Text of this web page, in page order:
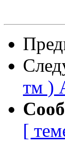
тм )
[